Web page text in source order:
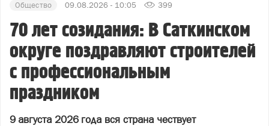
Общество 09.08.2026 - 10:05 399
70 лет созидания: В Саткинском
округе поздравляют строителей
с профессиональным
праздником
9 августа 2026 года вся страна чествует